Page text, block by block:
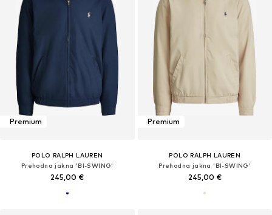
Premium
POLO RALPH LAUREN
Prehodna jakna 'BI-SWING'
245,00 €
Premium
POLO RALPH LAUREN
Prehodna jakna 'BI-SWING'
245,00 €